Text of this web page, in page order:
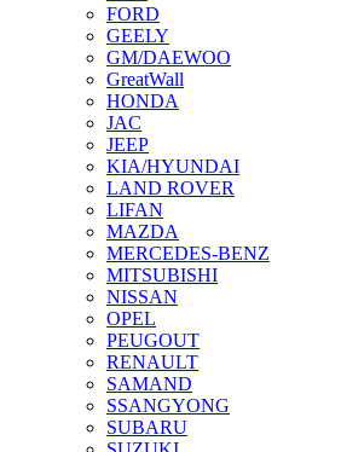
FORD
GEELY
GM/DAEWOO
GreatWall
HONDA
JAC
JEEP
KIA/HYUNDAI
LAND ROVER
LIFAN
MAZDA
MERCEDES-BENZ
MITSUBISHI
NISSAN
OPEL
PEUGOUT
RENAULT
SAMAND
SSANGYONG
SUBARU